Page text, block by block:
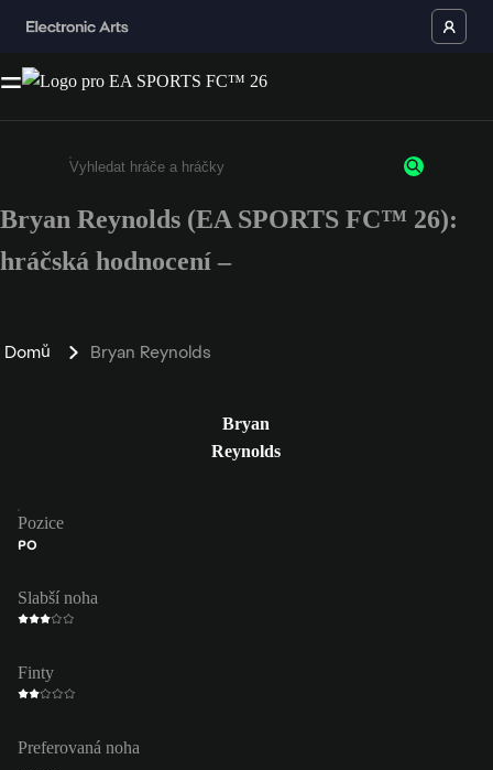
Enter a minimum of 3 characters or numbers
Bryan Reynolds (EA SPORTS FC™ 26):
hráčská hodnocení –
Domů Bryan Reynolds
Bryan
Reynolds
Pozice
PO
Slabší noha
Finty
Preferovaná noha